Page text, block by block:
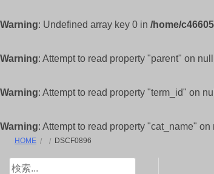
キ
プ
Warning: Undefined array key 0 in /home/
Warning: Attempt to read property "parent" on
Warning: Attempt to read property "term_id" on
Warning: Attempt to read property "cat_name" on
HOME DSCF0896